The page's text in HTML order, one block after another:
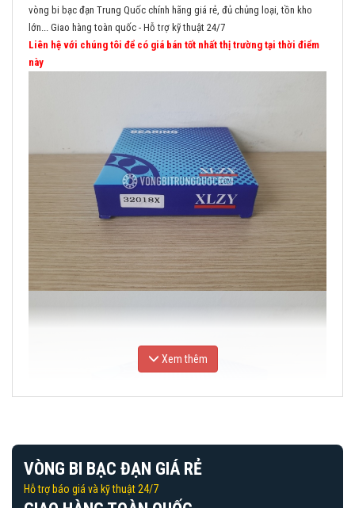
vòng bi bạc đạn Trung Quốc chính hãng giá rẻ, đủ chủng loại, tồn kho
lớn... Giao hàng toàn quốc - Hỗ trợ kỹ thuật 24/7
Liên hệ với chúng tôi để có giá bán tốt nhất thị trường tại thời điểm
này
Xem thêm
VÒNG BI BẠC ĐẠN GIÁ RẺ
Hỗ trợ báo giá và kỹ thuật 24/7